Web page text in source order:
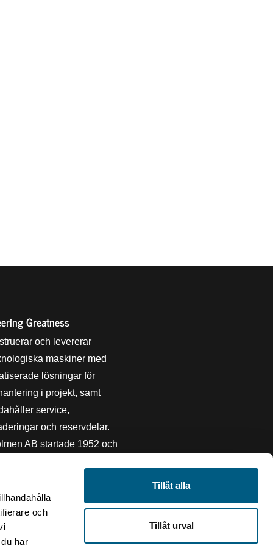
och
har
Tillåt alla
Tillåt urval
Greatness
och levererar
maskiner med
lösningar för
i projekt, samt
service,
och reservdelar.
AB startade 1952 och
i hållbarhet och jobbar
området.